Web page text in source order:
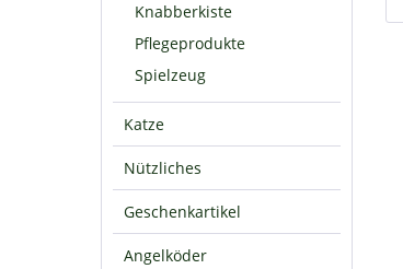
Knabberkiste
Pflegeprodukte
Spielzeug
Katze
Nützliches
Geschenkartikel
Angelköder